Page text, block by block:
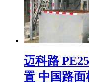
迈科路
置 中国路面